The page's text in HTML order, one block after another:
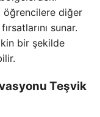
öğrencilere diğer
sunar.
bir şekilde
Teşvik